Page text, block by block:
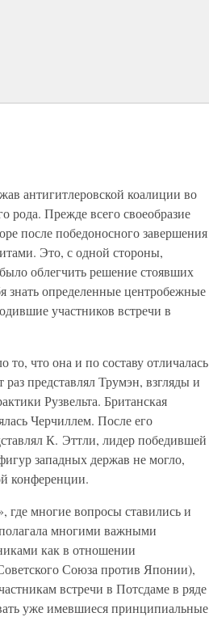
антигитлеровской коалиции во
рода. Прежде всего своеобразие
после победоносного завершения
Это, с одной стороны,
облегчить решение стоявших
знать определенные центробежные
участников встречи в
что она и по составу отличалась
представлял Трумэн, взгляды и
Рузвельта. Британская
Черчиллем. После его
К. Эттли, лидер победившей
западных держав не могло,
конференции.
многие вопросы ставились и
многими важными
как в отношении
Союза против Японии),
встречи в Потсдаме в ряде
уже имевшиеся принципиальные